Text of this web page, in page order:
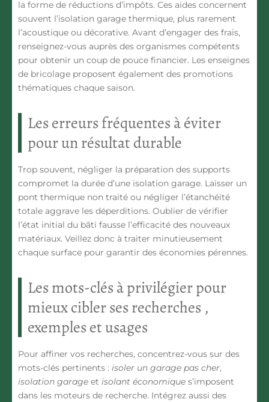
la forme de réductions d’impôts. Ces aides concernent
souvent l’isolation garage thermique, plus rarement
l’acoustique ou décorative. Avant d’engager des frais,
renseignez-vous auprès des organismes compétents
pour obtenir un coup de pouce financier. Les enseignes
de bricolage proposent également des promotions
thématiques chaque saison.
Les erreurs fréquentes à éviter
pour un résultat durable
Trop souvent, négliger la préparation des supports
compromet la durée d’une isolation garage. Laisser un
pont thermique non traité ou négliger l’étanchéité
totale aggrave les déperditions. Oublier de vérifier
l’état initial du bâti fausse l’efficacité des nouveaux
matériaux. Veillez donc à traiter minutieusement
chaque surface pour garantir des économies pérennes.
Les mots-clés à privilégier pour
mieux cibler ses recherches ,
exemples et usages
Pour affiner vos recherches, concentrez-vous sur des
mots-clés pertinents : isoler un garage pas cher,
isolation garage et isolant économique s’imposent
dans les moteurs de recherche. Intégrez aussi des